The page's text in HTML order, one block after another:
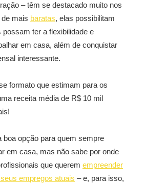
– têm se destacado muito nos
mais baratas, elas possibilitam
ter a flexibilidade e
em casa, além de conquistar
interessante.
formato que estimam para os
receita média de R$ 10 mil
boa opção para quem sempre
em casa, mas não sabe por onde
que querem empreender
empregos atuais – e, para isso,